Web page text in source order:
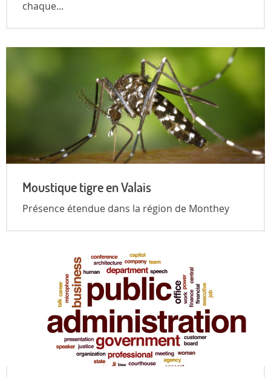
chaque...
Moustique tigre en Valais
Présence étendue dans la région de Monthey